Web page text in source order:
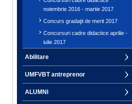
noiembrie 2016 - martie 2017
Concurs gradaţii de merit 2017
Concursuri cadre didactice aprilie -
iulie 2017
Abilitare
UMFVBT antreprenor
ALUMNI